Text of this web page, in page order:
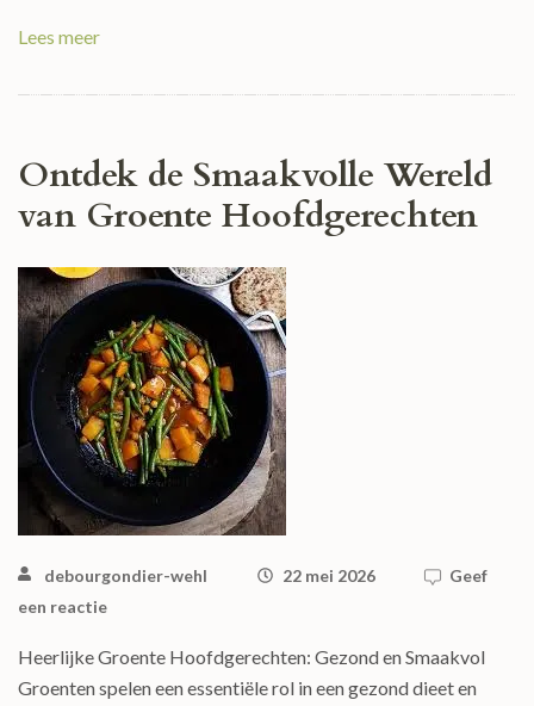
Lees meer
Ontdek de Smaakvolle Wereld
van Groente Hoofdgerechten
debourgondier-wehl 22 mei 2026
Geef
een reactie
Heerlijke Groente Hoofdgerechten: Gezond en Smaakvol
Groenten spelen een essentiële rol in een gezond dieet en